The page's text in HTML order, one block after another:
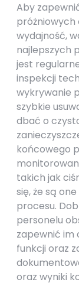
Aby
próżniowych
wydajność,
najlepszych
jest
inspekcji
wykrywanie
szybkie
dbać o
końcowego
takich jak
się, że są
procesu.
personelu
zapewnić im
funkcji oraz
oraz wyniki